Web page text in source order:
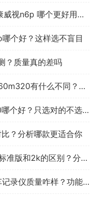
【不看后悔】360M320p和海康威视n6p 哪个更好用？深度剖析功能区别
个好？这样选不盲目
？质量真的差吗
经验解析70迈Midrive D07与360m320有什么不同？评测哪一款功能更强大
老司机告诉你捷渡d600与d880哪个好？只选对的不选贵的
？分析哪款更适合你
「网友评价」小米行车记录仪2标准版和2k的区别？分析哪款更适合你
「评价性价比」凌度V280s行车记录仪质量咋样？功能真的不好吗